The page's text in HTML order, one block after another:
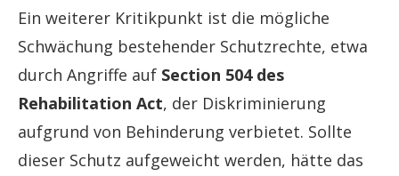
Ein weiterer Kritikpunkt ist die mögliche
Schwächung bestehender Schutzrechte, etwa
durch Angriffe auf Section 504 des
Rehabilitation Act, der Diskriminierung
aufgrund von Behinderung verbietet. Sollte
dieser Schutz aufgeweicht werden, hätte das